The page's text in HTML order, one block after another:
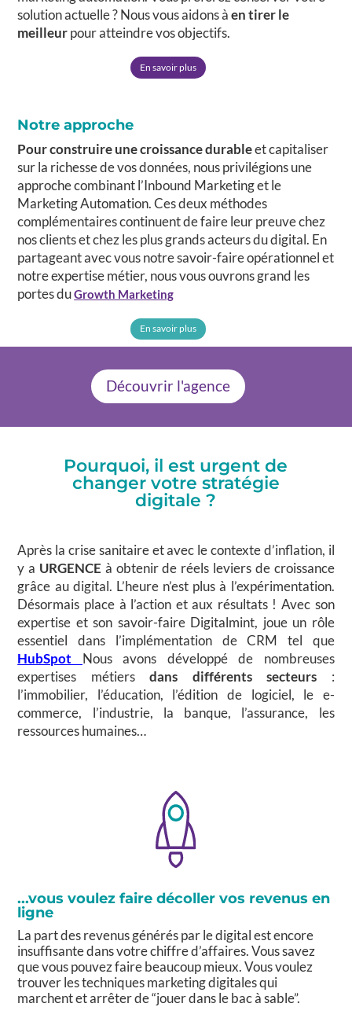
solution actuelle ? Nous vous aidons àen tirer le
meilleurpour atteindre vos objectifs.
En savoir plus
Notre approche
Pour construire une croissance durableet capitaliser
sur la richesse de vos données, nous privilégions une
approche combinant l’Inbound Marketing et le
Marketing Automation. Ces deux méthodes
complémentaires continuent de faire leur preuve chez
nos clients et chez les plus grands acteurs du digital. En
partageant avec vous notre savoir-faire opérationnel et
notre expertise métier, nous vous ouvrons grand les
portes duGrowth Marketing
En savoir plus
Découvrir l'agence
Pourquoi, il est urgent de
changer votre stratégie
digitale ?
Après la crise sanitaire et avec le contexte d’inflation, il
y a URGENCE à obtenir de réels leviers de croissance
grâce au digital. L’heure n’est plus à l’expérimentation.
Désormais place à l’action et aux résultats ! Avec son
expertise et son savoir-faire Digitalmint, joue un rôle
essentiel dans l’implémentation de CRM tel que
HubSpot Nous avons développé de nombreuses
expertises métiersdans différents secteurs :
l’immobilier, l’éducation, l’édition de logiciel, le e-
commerce, l’industrie, la banque, l’assurance, les
ressources humaines…
...vous voulez faire décoller vos revenus en
ligne
La part des revenus générés par le digital est encore
insuffisante dans votre chiffre d’affaires. Vous savez
que vous pouvez faire beaucoup mieux. Vous voulez
trouver les techniques marketing digitales qui
marchent et arrêter de “jouer dans le bac à sable”.